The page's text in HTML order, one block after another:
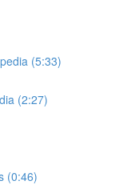
(5:33)
(2:27)
(0:46)